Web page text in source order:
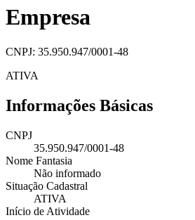
Empresa
CNPJ: 35.950.947/0001-48
ATIVA
Informações Básicas
CNPJ
35.950.947/0001-48
Nome Fantasia
Não informado
Situação Cadastral
ATIVA
Início de Atividade